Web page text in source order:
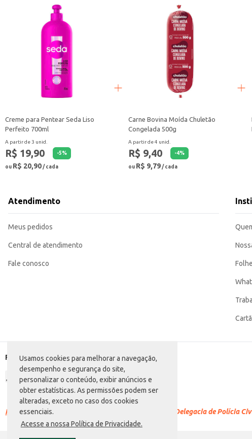
Usamos cookies para melhorar a navegação,
desempenho e segurança do site,
personalizar o conteúdo, exibir anúncios e
obter estatísticas. As permissões podem ser
alteradas, exceto no caso dos cookies
essenciais.
Acesse a nossa Política de Privacidade.
Creme para Pentear Seda Liso
Perfeito 700ml
A partir de 3 unid.
R$ 19,90 -5%
ou R$ 20,90/ cada
Carne Bovina Moída Chuletão
Congelada 500g
A partir de 4 unid.
R$ 9,40 -4%
ou R$ 9,79/ cada
Atendimento
Meus pedidos
Central de atendimento
Fale conosco
Formas de pagamento
Racismo é crime. Denuncie. Disque 100 ou procure a Delegacia de Polícia